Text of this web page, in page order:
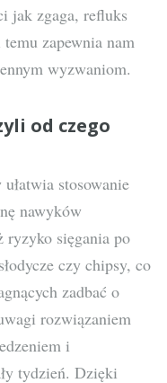
jak zgaga, refluks
zapewnia nam
wyzwaniom.
od czego
stosowanie
nawyków
sięgania po
czy chipsy, co
zadbać o
rozwiązaniem
i
tydzień. Dzięki